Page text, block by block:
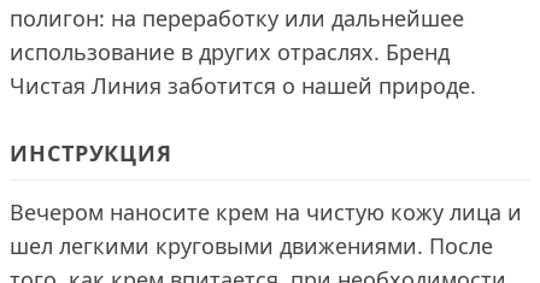
полигон: на переработку или дальнейшее
использование в других отраслях. Бренд
Чистая Линия заботится о нашей природе.
ИНСТРУКЦИЯ
Вечером наносите крем на чистую кожу лица и
шел легкими круговыми движениями. После